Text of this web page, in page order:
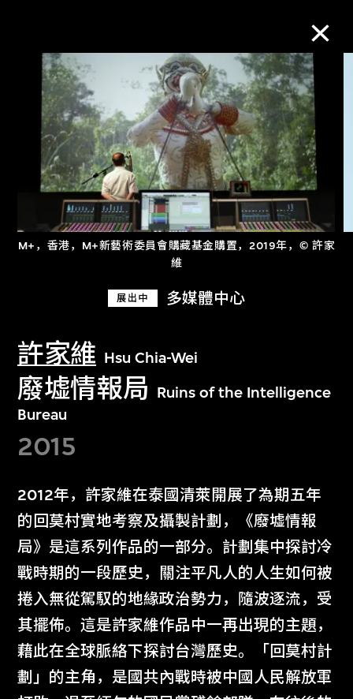
M+，香港，M+新藝術委員會購藏基金購置，2019年，© 許家
維
展出中 多媒體中心
許家維 Hsu Chia-Wei
廢墟情報局 Ruins of the Intelligence
Bureau
2015
2012年，許家維在泰國清萊開展了為期五年
的回莫村實地考察及攝製計劃，《廢墟情報
局》是這系列作品的一部分。計劃集中探討冷
戰時期的一段歷史，關注平凡人的人生如何被
捲入無從駕馭的地緣政治勢力，隨波逐流，受
其擺佈。這是許家維作品中一再出現的主題，
藉此在全球脈絡下探討台灣歷史。「回莫村計
劃」的主角，是國共內戰時被中國人民解放軍
M+藏品
进一步筛选 搜索
关于M+藏品
探索世界顶级的二十及二十一世纪视觉